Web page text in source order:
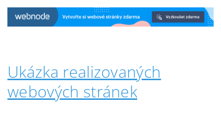
Ukázka realizovaných
webových stránek